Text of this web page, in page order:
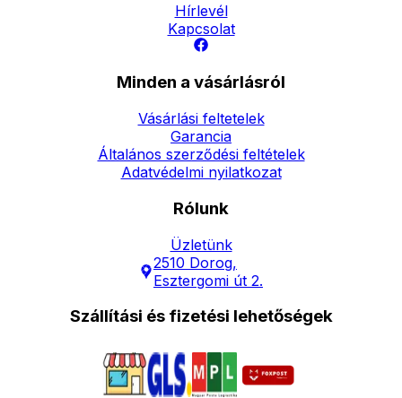
Hírlevél
Kapcsolat
Minden a vásárlásról
Vásárlási feltetelek
Garancia
Általános szerződési feltételek
Adatvédelmi nyilatkozat
Rólunk
Üzletünk
2510 Dorog,
Esztergomi út 2.
Szállítási és fizetési lehetőségek